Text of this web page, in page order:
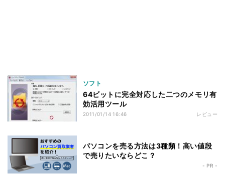
ソフト
64ビットに完全対応した二つのメモリ有
効活用ツール
2011/01/14 16:46 レビュー
パソコンを売る方法は3種類！高い値段
で売りたいならどこ？
- PR -